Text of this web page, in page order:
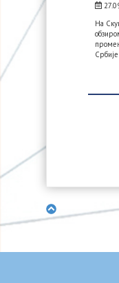
На
Србије